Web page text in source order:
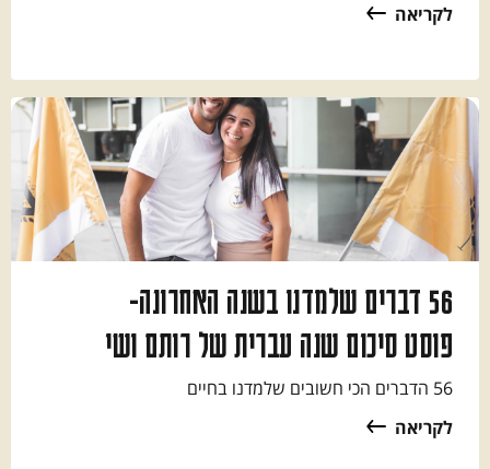
לקריאה
56 דברים שלמדנו בשנה האחרונה-
פוסט סיכום שנה עברית של רותם ושי
56 הדברים הכי חשובים שלמדנו בחיים
לקריאה